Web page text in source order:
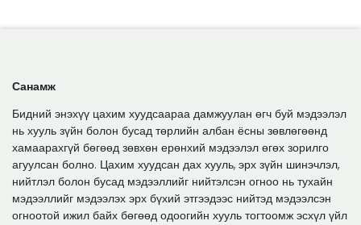
Санамж
Бидний энэхүү цахим хуудсаараа дамжуулан өгч буй мэдээлэл
нь хууль зүйн болон бусад төрлийн албан ёсны зөвлөгөөнд
хамаарахгүй бөгөөд зөвхөн ерөнхий мэдээлэл өгөх зорилго
агуулсан болно. Цахим хуудсан дах хууль, эрх зүйн шинэчлэл,
нийтлэл болон бусад мэдээллийг нийтэлсэн огноо нь тухайн
мэдээллийг мэдээлэх эрх бүхий этгээдээс нийтэд мэдээлсэн
огноотой ижил байх бөгөөд одоогийн хууль тогтоомж эсхүл үйл